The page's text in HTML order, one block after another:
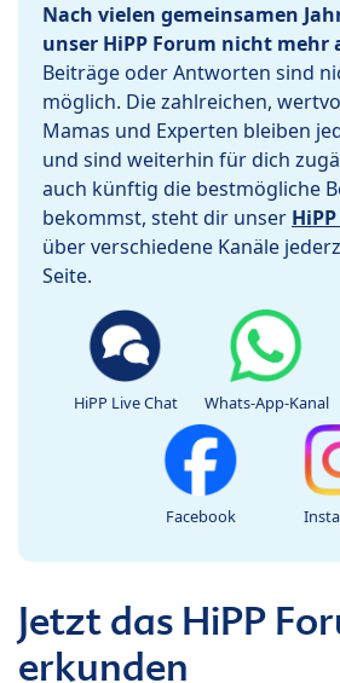
Nach vielen gemeinsamen
unser HiPP Forum nicht mehr
Beiträge oder Antworten sind
möglich. Die zahlreichen,
Mamas und Experten bleiben
und sind weiterhin für dich
auch künftig die bestmögliche
bekommst, steht dir unser
über verschiedene Kanäle
Seite.
HiPP Live Chat Whats-App-Kanal
Facebook
Jetzt das HiPP
erkunden